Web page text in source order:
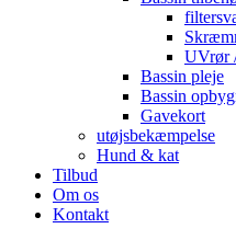
UVrør
Bassin pleje
Bassin
Gavekort
utøjsbekæmpelse
Hund & kat
Tilbud
Om os
Kontakt